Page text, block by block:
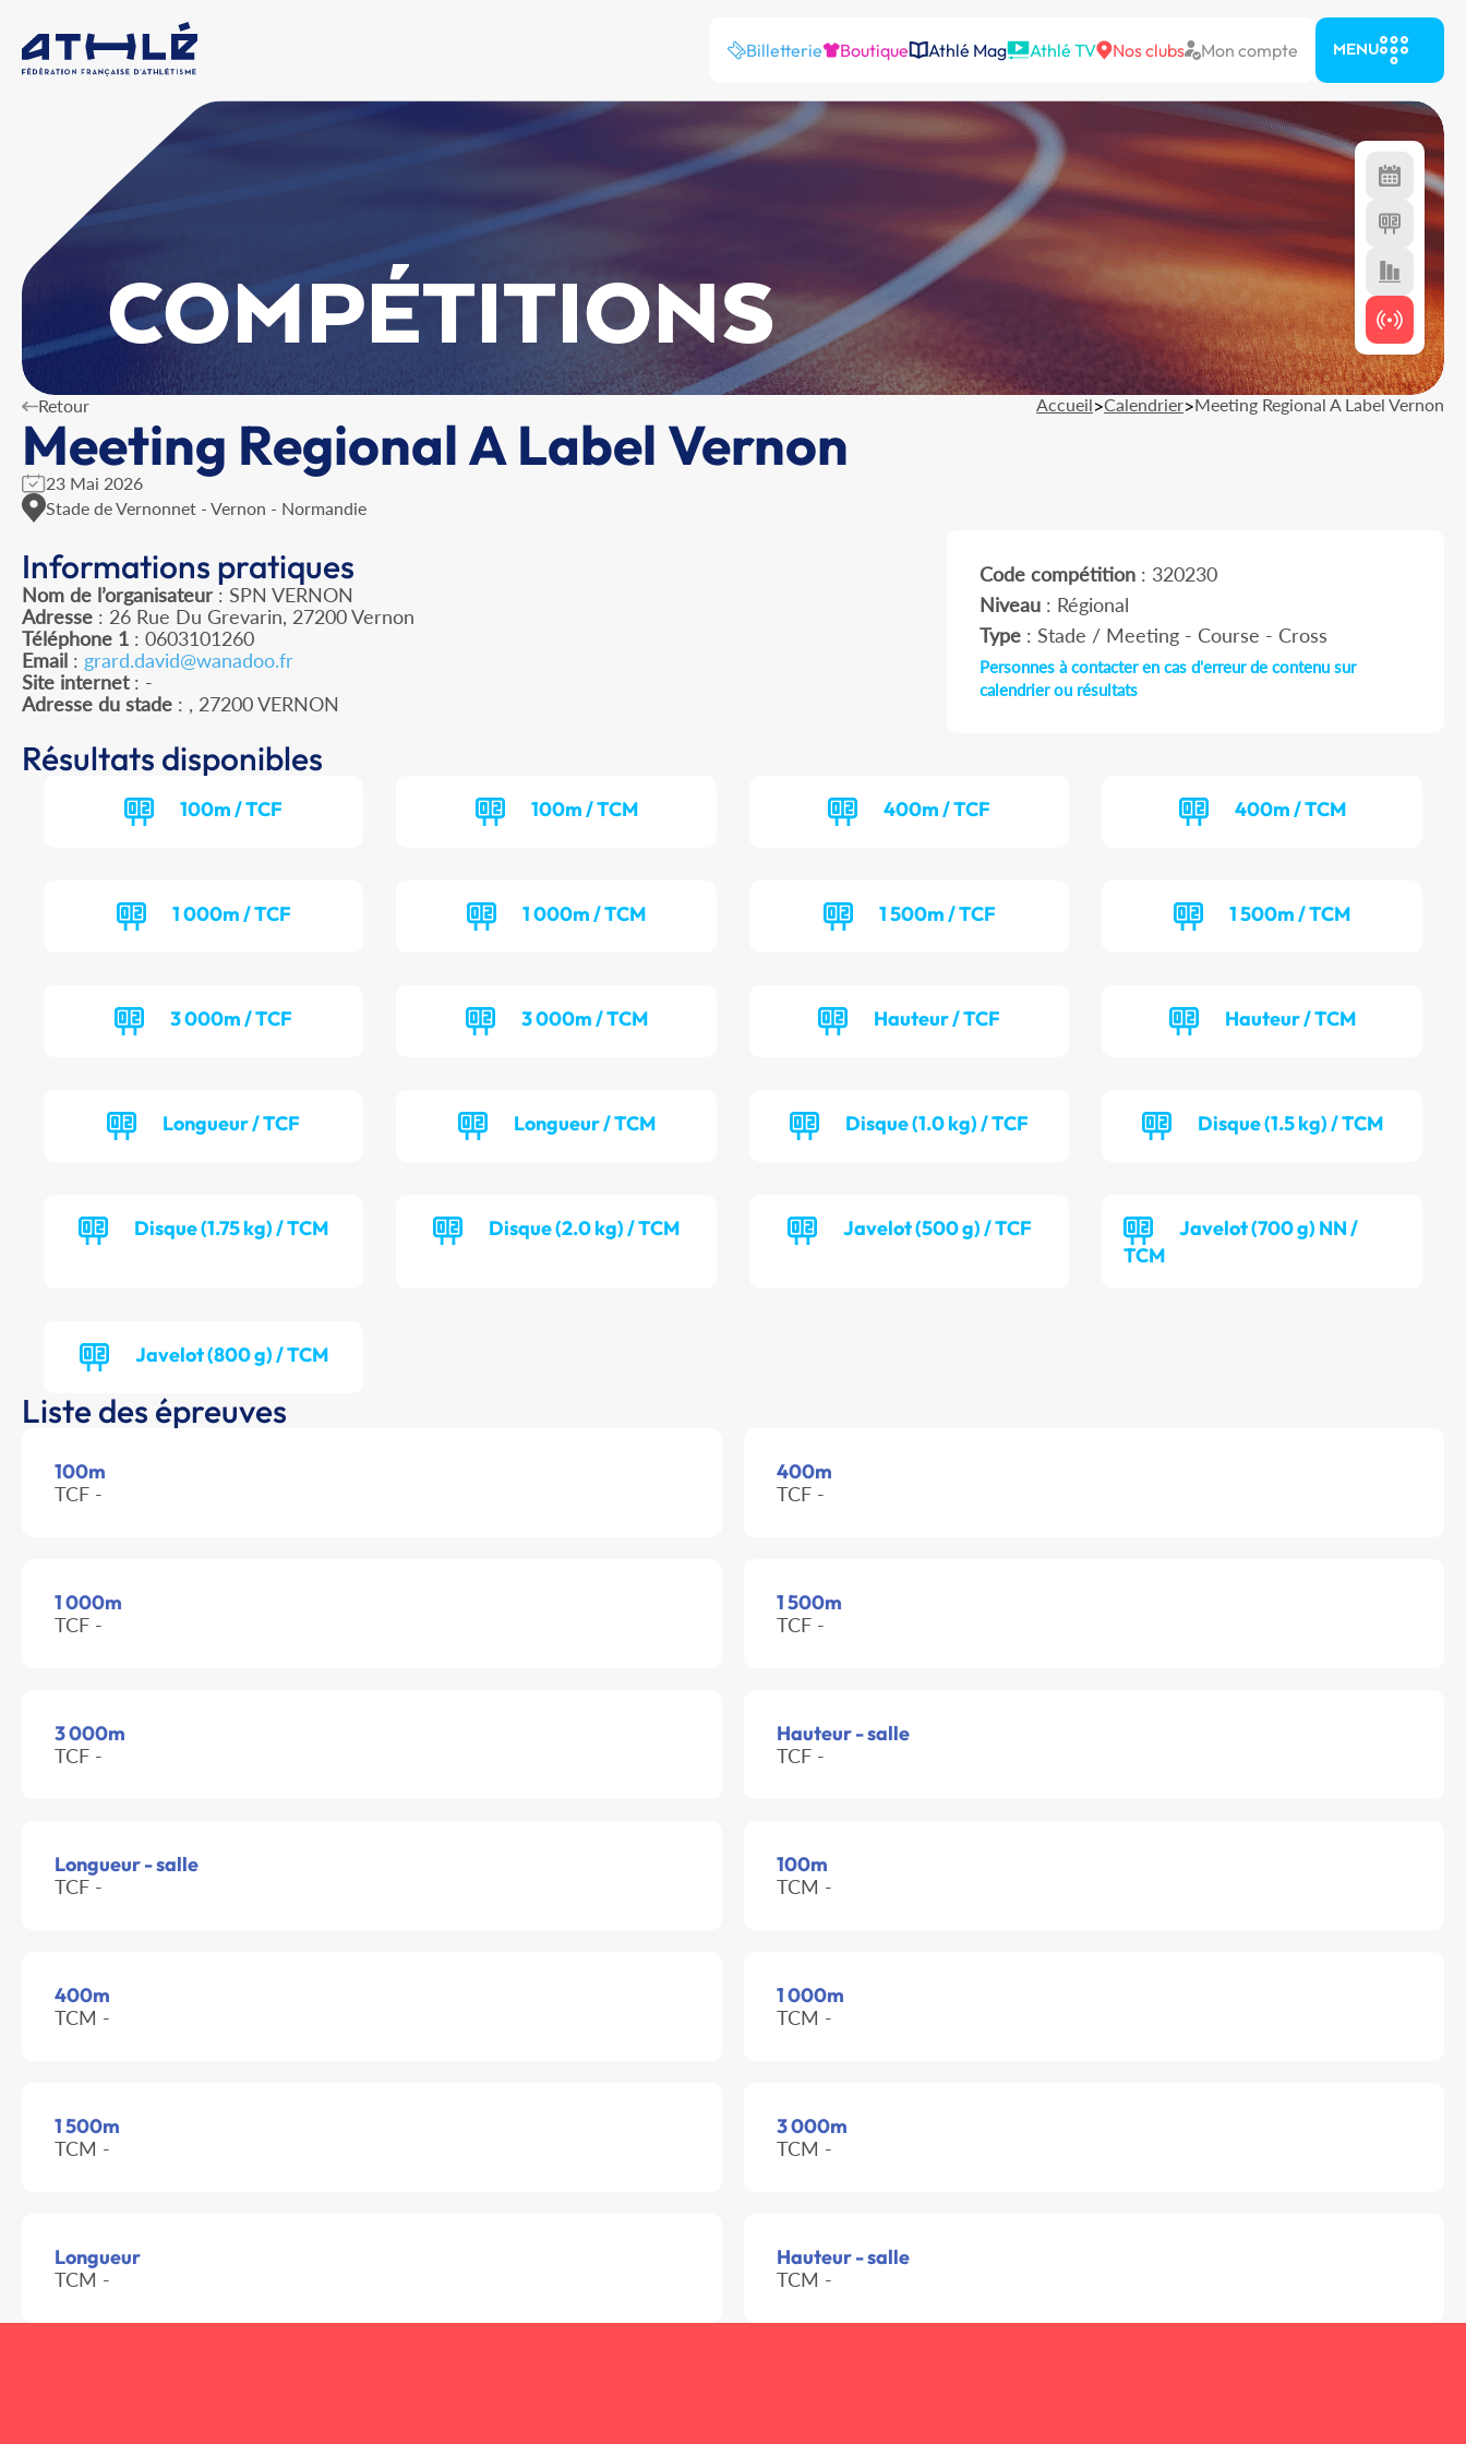
Billetterie Boutique Athlé Mag Athlé TV Nos clubs Mon compte MENU
COMPÉTITIONS
Retour Accueil>Calendrier>Meeting Regional A Label Vernon
Meeting Regional A Label Vernon
23 Mai 2026
Stade de Vernonnet - Vernon - Normandie
Informations pratiques
Nom de l’organisateur : SPN VERNON
Adresse : 26 Rue Du Grevarin, 27200 Vernon
Téléphone 1 : 0603101260
Email : grard.david@wanadoo.fr
Site internet: -
Adresse du stade : , 27200 VERNON
Code compétition: 320230
Niveau: Régional
Type: Stade / Meeting - Course - Cross
Personnes à contacter en cas d'erreur de contenu sur
calendrier ou résultats
Résultats disponibles
100m / TCF 100m / TCM 400m / TCF 400m / TCM
1 000m / TCF 1 000m / TCM 1 500m / TCF 1 500m / TCM
3 000m / TCF 3 000m / TCM Hauteur / TCF Hauteur / TCM
Longueur / TCF Longueur / TCM Disque (1.0 kg) / TCF Disque (1.5 kg) / TCM
Disque (1.75 kg) / TCM Disque (2.0 kg) / TCM Javelot (500 g) / TCF
Javelot (700 g) NN /
TCM
Javelot (800 g) / TCM
Liste des épreuves
100m
TCF -
400m
TCF -
1 000m
TCF -
1 500m
TCF -
3 000m
TCF -
Hauteur - salle
TCF -
Longueur - salle
TCF -
100m
TCM -
400m
TCM -
1 000m
TCM -
1 500m
TCM -
3 000m
TCM -
Longueur
TCM -
Hauteur - salle
TCM -